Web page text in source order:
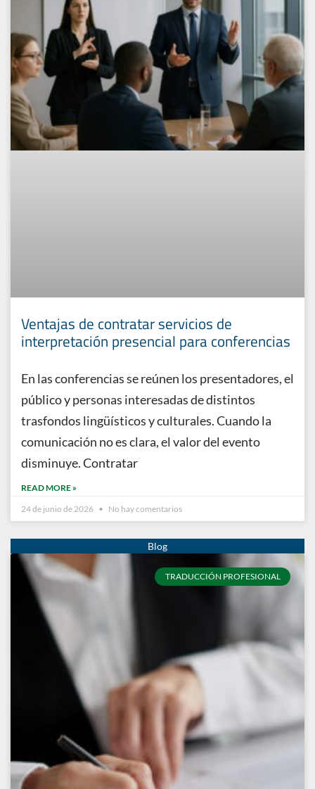
Ventajas de contratar servicios de
interpretación presencial para conferencias
En las conferencias se reúnen los presentadores, el
público y personas interesadas de distintos
trasfondos lingüísticos y culturales. Cuando la
comunicación no es clara, el valor del evento
disminuye. Contratar
READ MORE »
24 de junio de 2026
No hay comentarios
TRADUCCIÓN PROFESIONAL